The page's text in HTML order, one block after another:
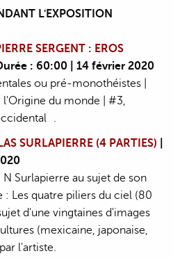
L'EXPOSITION
SERGENT : EROS
: 60:00 | 14 février 2020
ou pré-monothéistes |
l'Origine du monde | #3,
.
SURLAPIERRE (4 PARTIES)
Surlapierre au sujet de son
Les quatre piliers du ciel (80
d'une vingtaines d'images
(mexicaine, japonaise,
l'artiste.